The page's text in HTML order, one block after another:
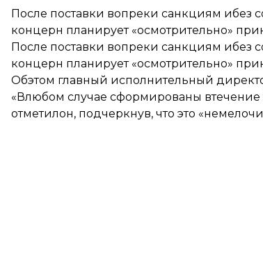
После поставки вопреки санкциям ибез
концерн планирует «осмотрительно»
После поставки вопреки санкциям ибез
концерн планирует «осмотрительно»
Обэтом главный исполнительный
«Влюбом случае сформированы
отметилон, подчеркнув, что это